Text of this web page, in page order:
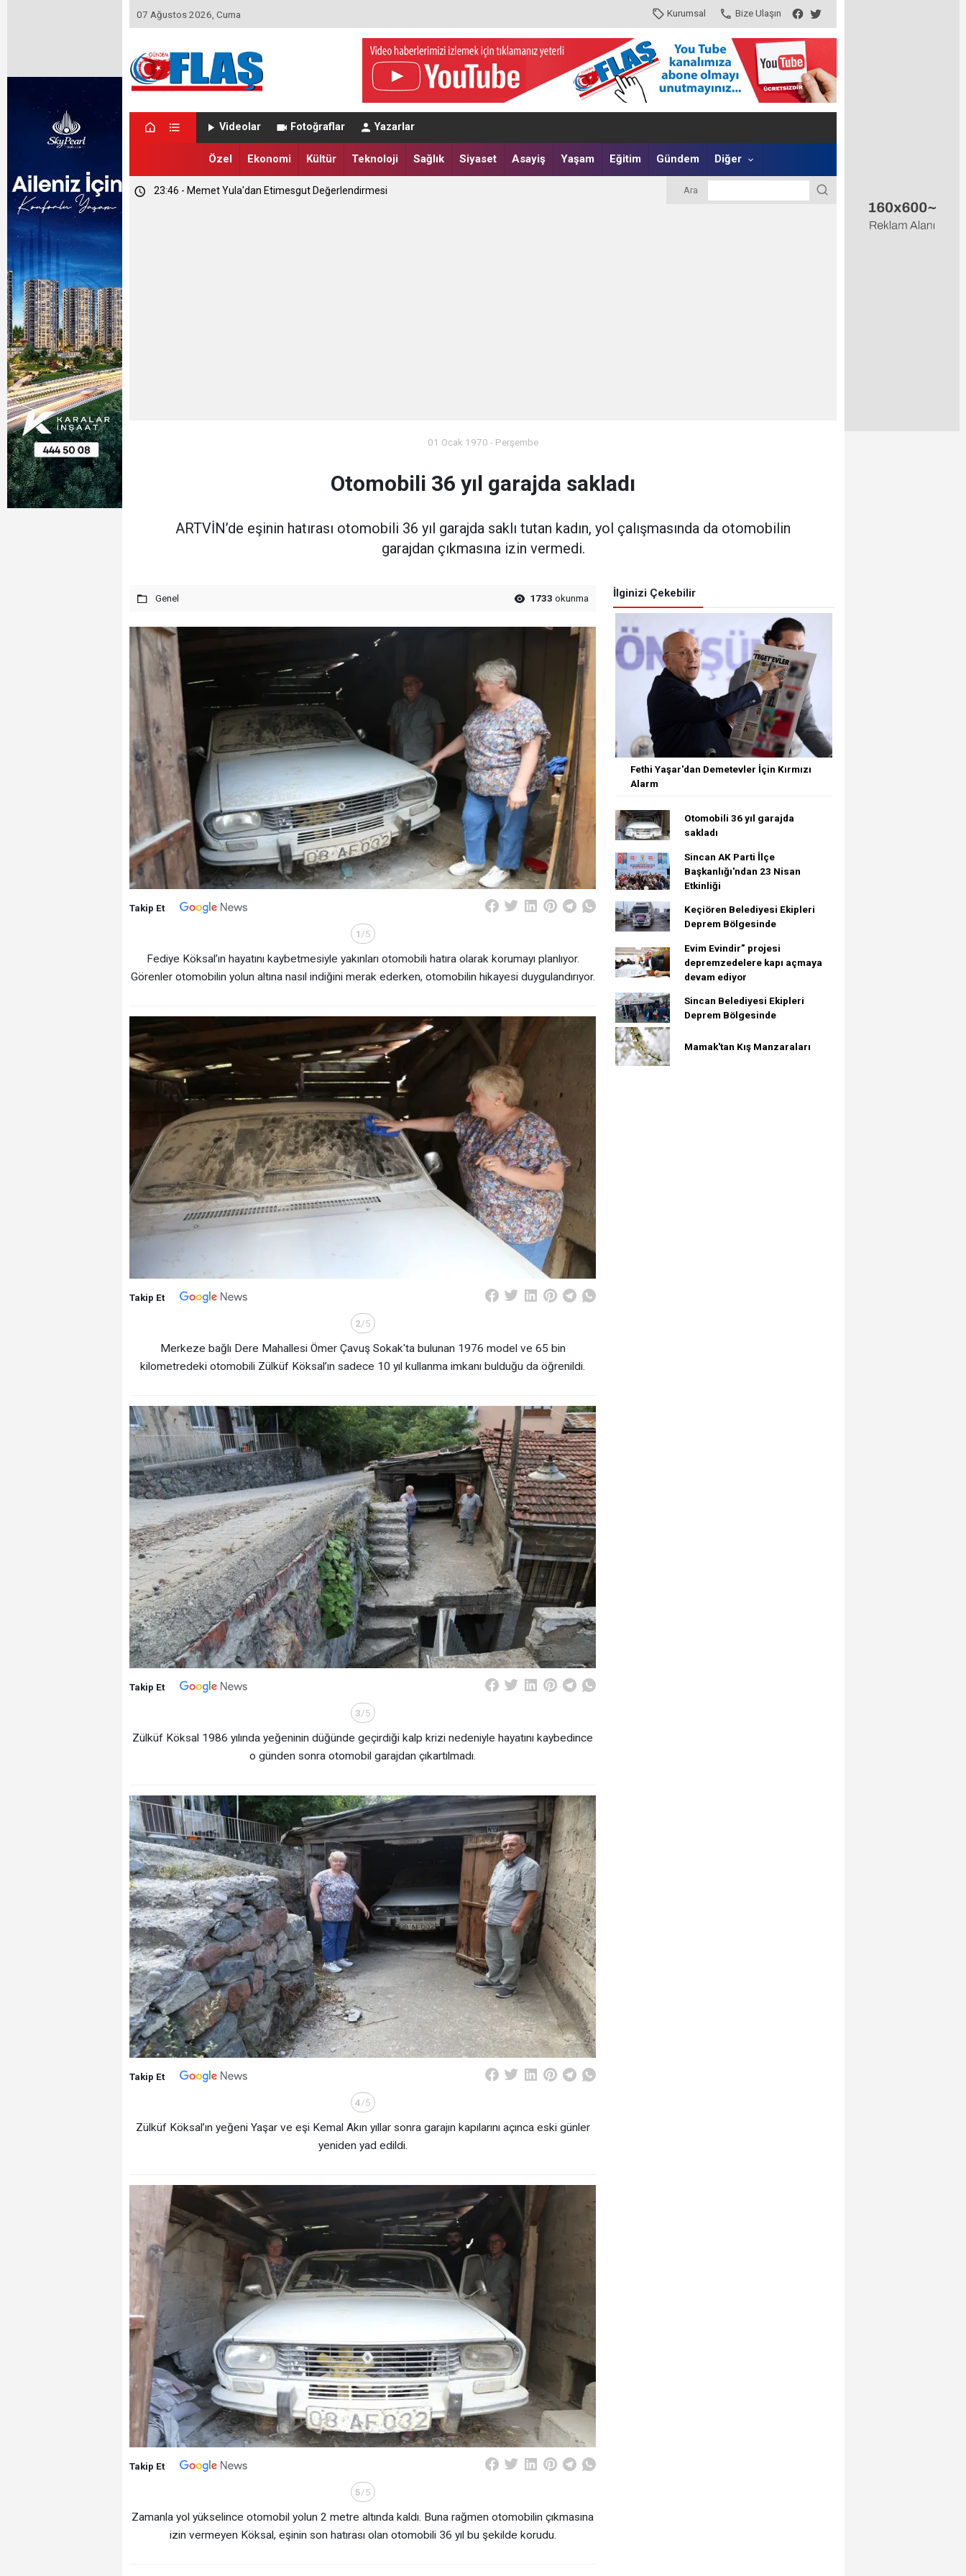
07 Ağustos 2026, Cuma Kurumsal Bize Ulaşın
Videolar Fotoğraflar Yazarlar
Özel Ekonomi Kültür Teknoloji Sağlık Siyaset Asayiş Yaşam Eğitim Gündem Diğer
23:44 - Haymana'nın Geleceğini Masaya Yatırdılar Ara
01 Ocak 1970 - Perşembe
Otomobili 36 yıl garajda sakladı
ARTVİN’de eşinin hatırası otomobili 36 yıl garajda saklı tutan kadın, yol çalışmasında da otomobilin
garajdan çıkmasına izin vermedi.
Genel 1733 okunma
Takip Et
1/5
Fediye Köksal’ın hayatını kaybetmesiyle yakınları otomobili hatıra olarak korumayı planlıyor.
Görenler otomobilin yolun altına nasıl indiğini merak ederken, otomobilin hikayesi duygulandırıyor.
Takip Et
2/5
Merkeze bağlı Dere Mahallesi Ömer Çavuş Sokak'ta bulunan 1976 model ve 65 bin
kilometredeki otomobili Zülküf Köksal’ın sadece 10 yıl kullanma imkanı bulduğu da öğrenildi.
Takip Et
3/5
Zülküf Köksal 1986 yılında yeğeninin düğünde geçirdiği kalp krizi nedeniyle hayatını kaybedince
o günden sonra otomobil garajdan çıkartılmadı.
Takip Et
4/5
Zülküf Köksal’ın yeğeni Yaşar ve eşi Kemal Akın yıllar sonra garajın kapılarını açınca eski günler
yeniden yad edildi.
Takip Et
5/5
Zamanla yol yükselince otomobil yolun 2 metre altında kaldı. Buna rağmen otomobilin çıkmasına
izin vermeyen Köksal, eşinin son hatırası olan otomobili 36 yıl bu şekilde korudu.
İlginizi Çekebilir
Fethi Yaşar'dan Demetevler İçin Kırmızı
Alarm
Otomobili 36 yıl garajda
sakladı
Sincan AK Parti İlçe
Başkanlığı'ndan 23 Nisan
Etkinliği
Keçiören Belediyesi Ekipleri
Deprem Bölgesinde
Evim Evindir” projesi
depremzedelere kapı açmaya
devam ediyor
Sincan Belediyesi Ekipleri
Deprem Bölgesinde
Mamak'tan Kış Manzaraları